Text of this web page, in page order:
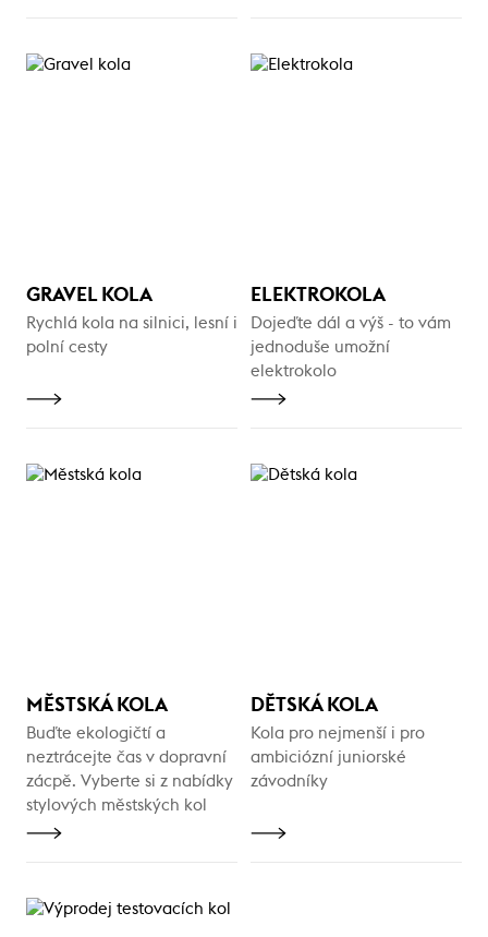
GRAVEL KOLA
Rychlá kola na silnici, lesní i
polní cesty
ELEKTROKOLA
Dojeďte dál a výš - to vám
jednoduše umožní
elektrokolo
MĚSTSKÁ KOLA
Buďte ekologičtí a
neztrácejte čas v dopravní
zácpě. Vyberte si z nabídky
stylových městských kol
DĚTSKÁ KOLA
Kola pro nejmenší i pro
ambiciózní juniorské
závodníky